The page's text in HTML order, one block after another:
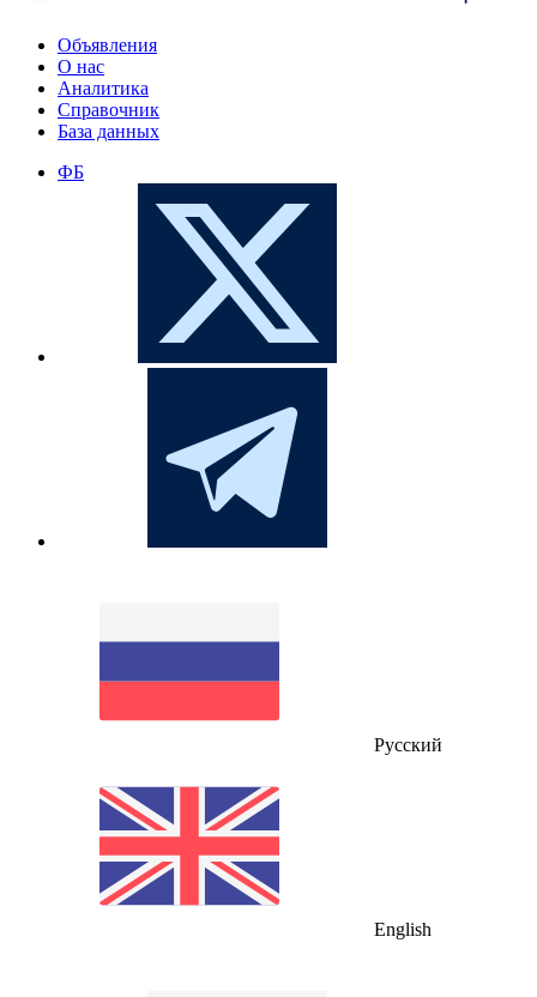
Объявления
О нас
Аналитика
Справочник
База данных
ФБ
Русский
English